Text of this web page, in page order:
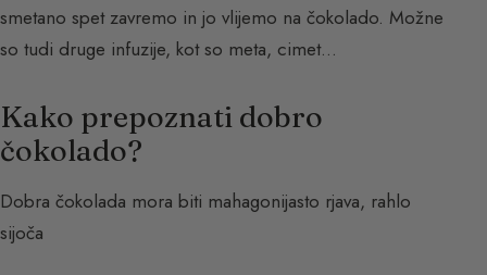
smetano spet zavremo in jo vlijemo na čokolado. Možne
so tudi druge infuzije, kot so meta, cimet…
Kako prepoznati dobro
čokolado?
Dobra čokolada mora biti mahagonijasto rjava, rahlo
sijoča